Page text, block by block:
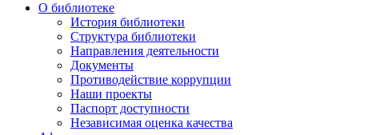
О библиотеке
История библиотеки
Структура библиотеки
Направления деятельности
Документы
Противодействие коррупции
Наши проекты
Паспорт доступности
Независимая оценка качества